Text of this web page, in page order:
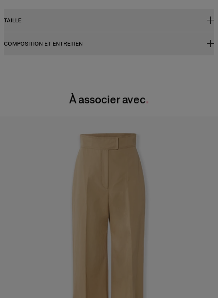
TAILLE
Coupe régulière
COMPOSITION ET ENTRETIEN
Nettoyage à sec uniquementÀ associer avec